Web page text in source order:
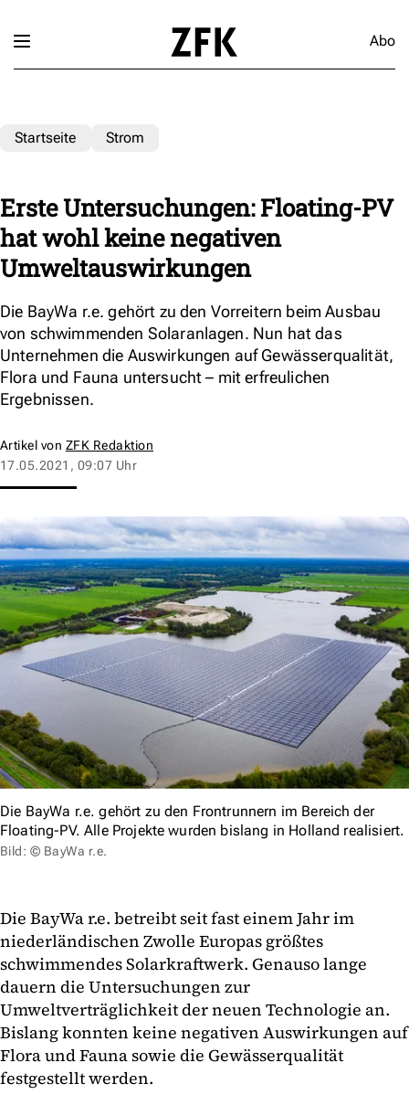
Abo
Startseite Strom
Erste Untersuchungen: Floating-PV
hat wohl keine negativen
Umweltauswirkungen
Die BayWa r.e. gehört zu den Vorreitern beim Ausbau
von schwimmenden Solaranlagen. Nun hat das
Unternehmen die Auswirkungen auf Gewässerqualität,
Flora und Fauna untersucht – mit erfreulichen
Ergebnissen.
Artikel von ZFK Redaktion
17.05.2021, 09:07 Uhr
Die BayWa r.e. gehört zu den Frontrunnern im Bereich der
Floating-PV. Alle Projekte wurden bislang in Holland realisiert.
Bild: © BayWa r.e.
Die BayWa r.e. betreibt seit fast einem Jahr im
niederländischen Zwolle Europas größtes
schwimmendes Solarkraftwerk. Genauso lange
dauern die Untersuchungen zur
Umweltverträglichkeit der neuen Technologie an.
Bislang konnten keine negativen Auswirkungen auf
Flora und Fauna sowie die Gewässerqualität
festgestellt werden.